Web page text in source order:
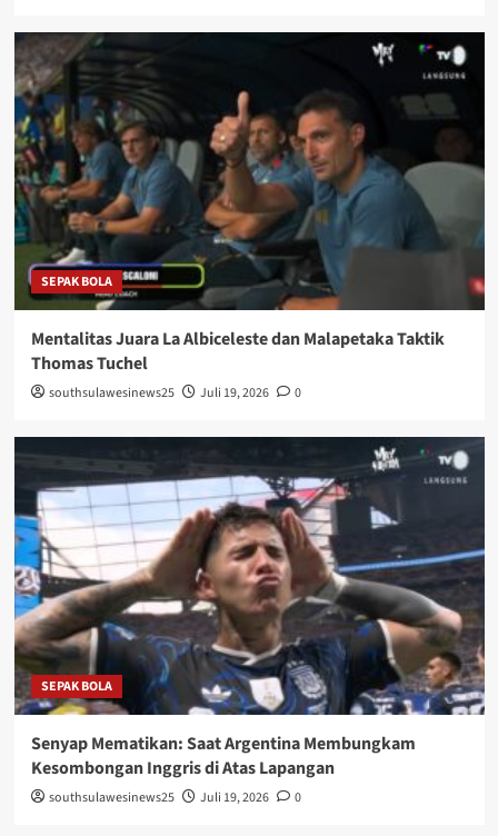
SEPAK BOLA
Mentalitas Juara La Albiceleste dan Malapetaka Taktik
Thomas Tuchel
southsulawesinews25 Juli 19, 2026 0
SEPAK BOLA
Senyap Mematikan: Saat Argentina Membungkam
Kesombongan Inggris di Atas Lapangan
southsulawesinews25 Juli 19, 2026 0